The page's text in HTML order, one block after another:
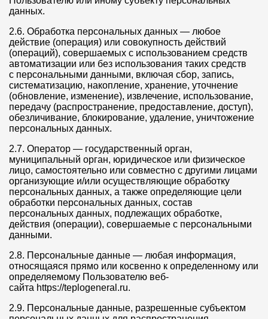
данных.
2.6. Обработка персональных данных — любое
действие (операция) или совокупность действий
(операций), совершаемых с использованием средств
автоматизации или без использования таких средств
с персональными данными, включая сбор, запись,
систематизацию, накопление, хранение, уточнение
(обновление, изменение), извлечение, использование,
передачу (распространение, предоставление, доступ),
обезличивание, блокирование, удаление, уничтожение
персональных данных.
2.7. Оператор — государственный орган,
муниципальный орган, юридическое или физическое
лицо, самостоятельно или совместно с другими лицами
организующие и/или осуществляющие обработку
персональных данных, а также определяющие цели
обработки персональных данных, состав
персональных данных, подлежащих обработке,
действия (операции), совершаемые с персональными
данными.
2.8. Персональные данные — любая информация,
относящаяся прямо или косвенно к определенному или
определяемому Пользователю веб-
сайта https://teplogeneral.ru.
2.9. Персональные данные, разрешенные субъектом